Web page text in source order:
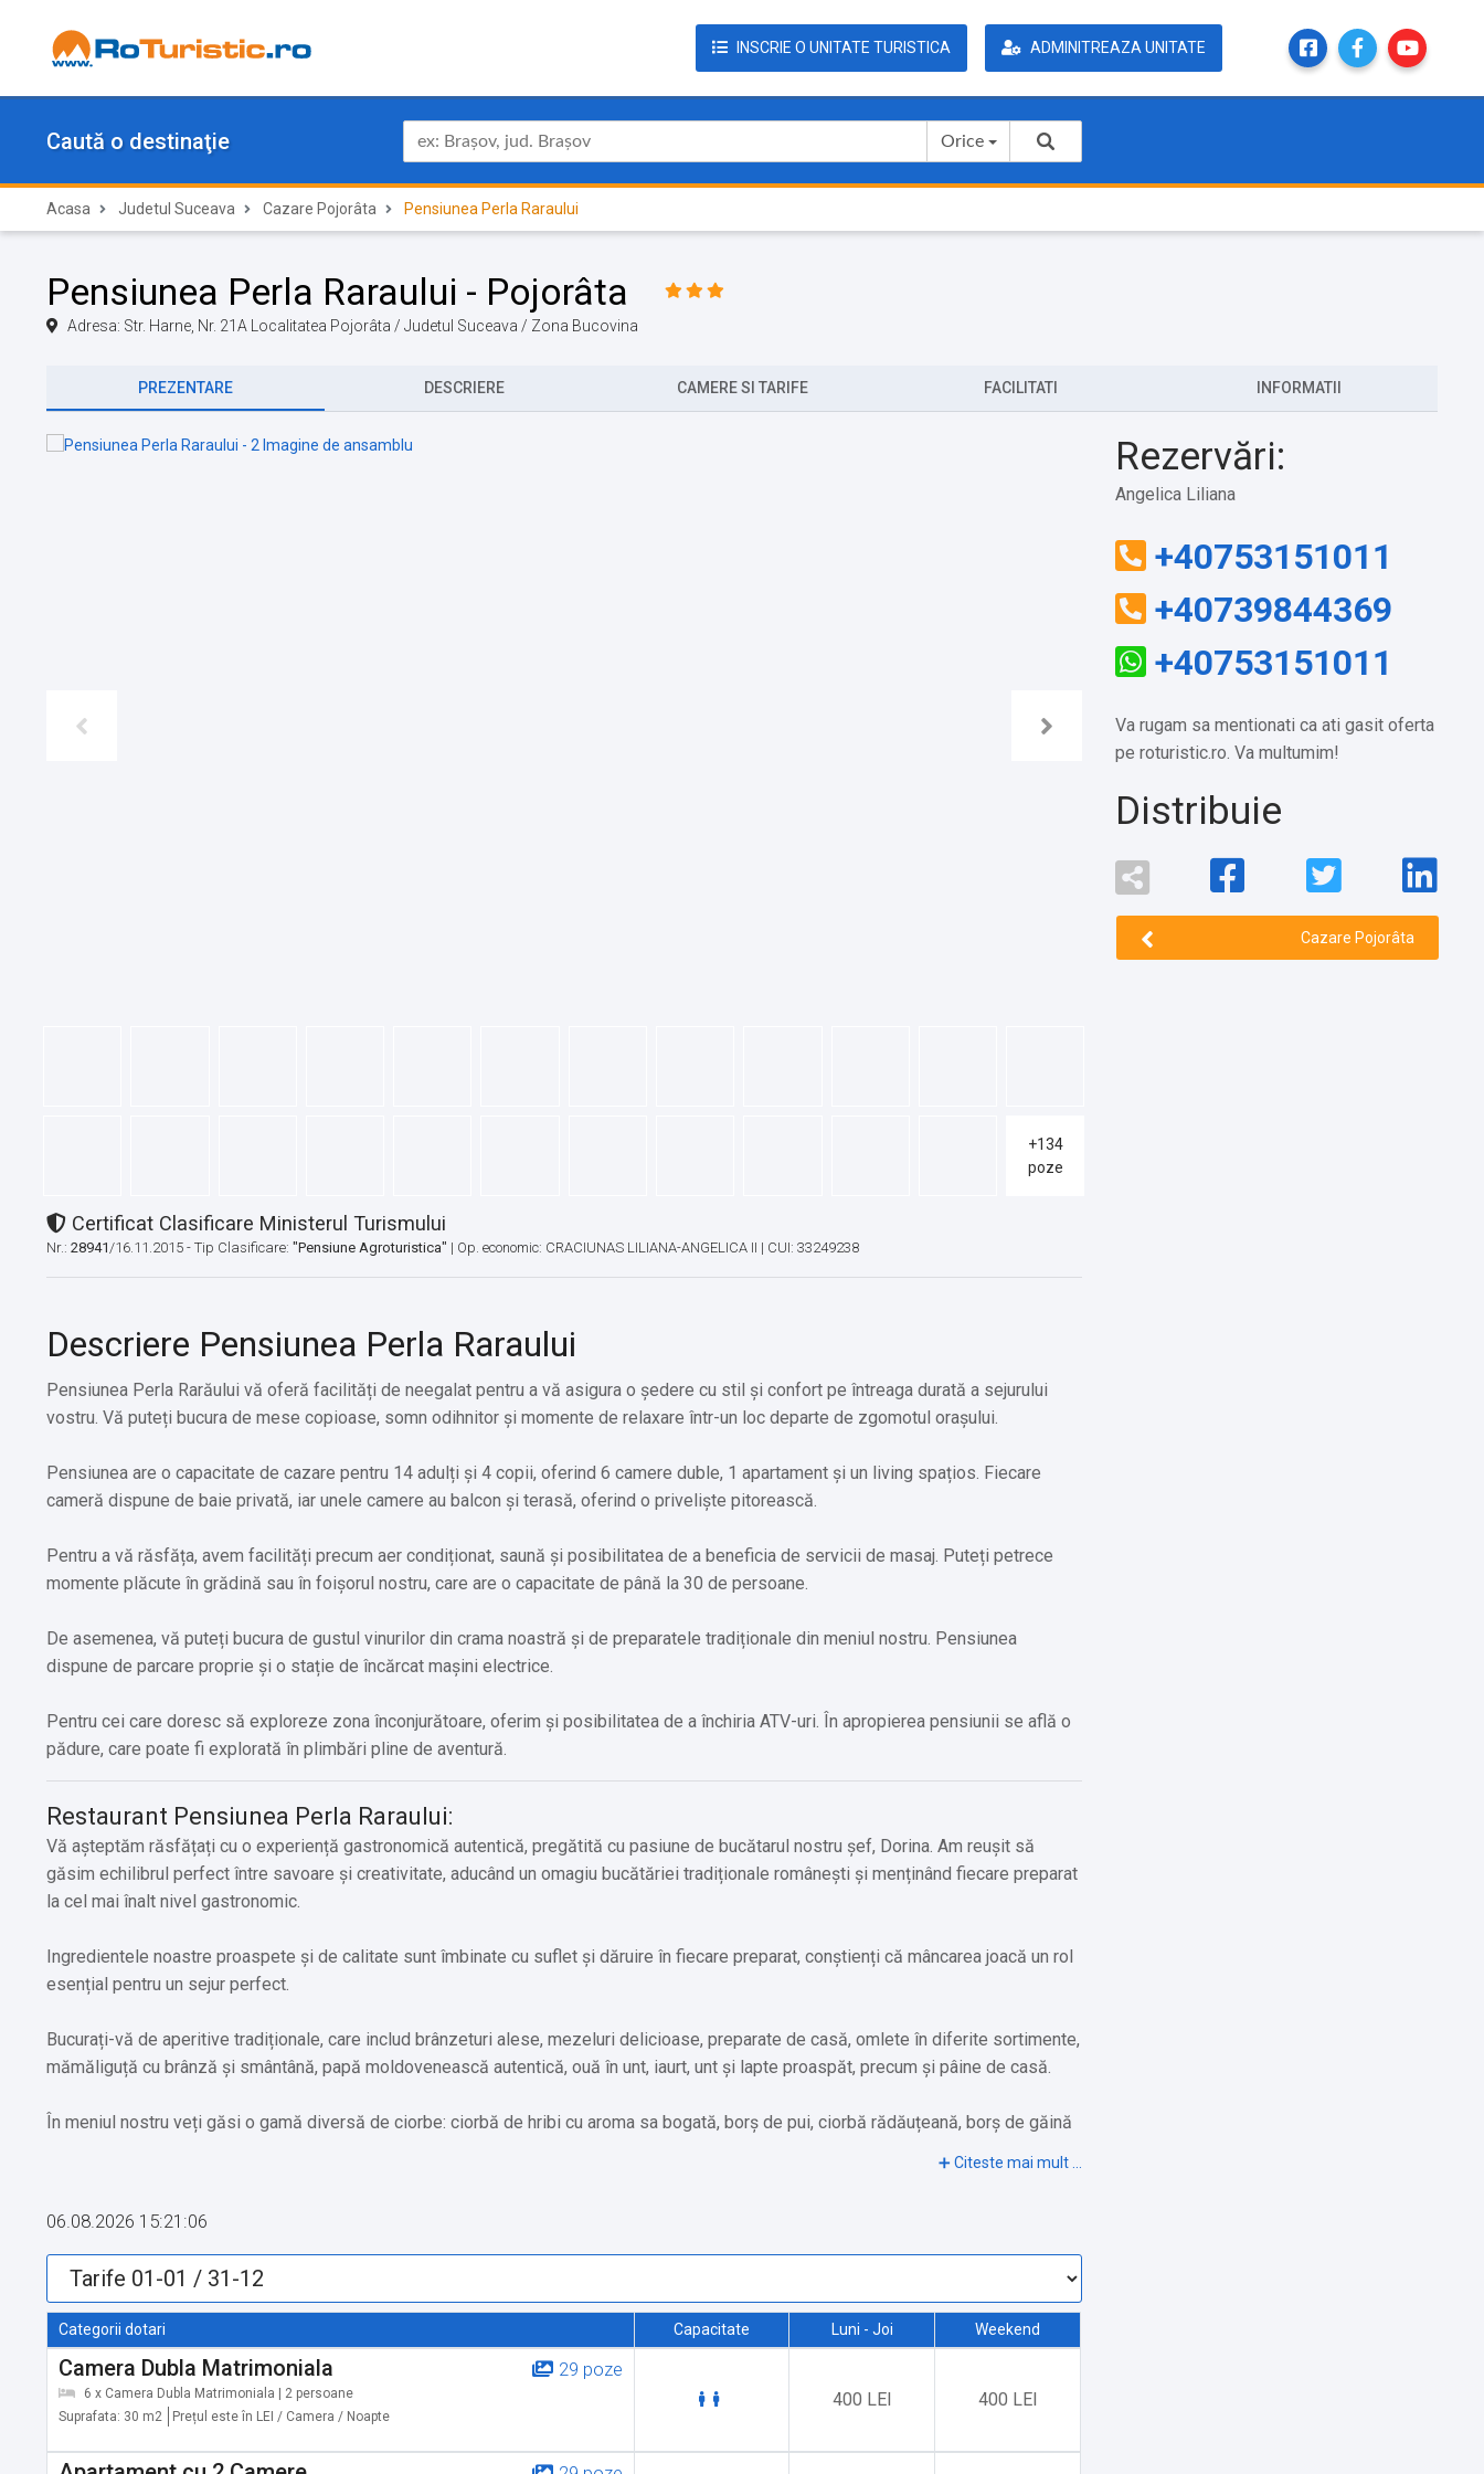
INSCRIE O UNITATE TURISTICA ADMINITREAZA UNITATE
Caută o destinaţie Orice
Acasa Judetul Suceava Cazare Pojorâta Pensiunea Perla Raraului
Pensiunea Perla Raraului - Pojorâta
Adresa: Str. Harne, Nr. 21A Localitatea Pojorâta / Judetul Suceava / Zona Bucovina
PREZENTARE DESCRIERE CAMERE SI TARIFE FACILITATI INFORMATII
+134
poze
Certificat Clasificare Ministerul Turismului
Nr.: 28941/16.11.2015 - Tip Clasificare: "Pensiune Agroturistica" | Op. economic: CRACIUNAS LILIANA-ANGELICA II | CUI: 33249238
Descriere Pensiunea Perla Raraului
Pensiunea Perla Rarăului vă oferă facilități de neegalat pentru a vă asigura o ședere cu stil și confort pe întreaga durată a sejurului
vostru. Vă puteți bucura de mese copioase, somn odihnitor și momente de relaxare într-un loc departe de zgomotul orașului.
Pensiunea are o capacitate de cazare pentru 14 adulți și 4 copii, oferind 6 camere duble, 1 apartament și un living spațios. Fiecare
cameră dispune de baie privată, iar unele camere au balcon și terasă, oferind o priveliște pitorească.
Pentru a vă răsfăța, avem facilități precum aer condiționat, saună și posibilitatea de a beneficia de servicii de masaj. Puteți petrece
momente plăcute în grădină sau în foișorul nostru, care are o capacitate de până la 30 de persoane.
De asemenea, vă puteți bucura de gustul vinurilor din crama noastră și de preparatele tradiționale din meniul nostru. Pensiunea
dispune de parcare proprie și o stație de încărcat mașini electrice.
Pentru cei care doresc să exploreze zona înconjurătoare, oferim și posibilitatea de a închiria ATV-uri. În apropierea pensiunii se află o
pădure, care poate fi explorată în plimbări pline de aventură.
Restaurant Pensiunea Perla Raraului:
Vă așteptăm răsfățați cu o experiență gastronomică autentică, pregătită cu pasiune de bucătarul nostru șef, Dorina. Am reușit să
găsim echilibrul perfect între savoare și creativitate, aducând un omagiu bucătăriei tradiționale românești și menținând fiecare preparat
la cel mai înalt nivel gastronomic.
Ingredientele noastre proaspete și de calitate sunt îmbinate cu suflet și dăruire în fiecare preparat, conștienți că mâncarea joacă un rol
esențial pentru un sejur perfect.
Bucurați-vă de aperitive tradiționale, care includ brânzeturi alese, mezeluri delicioase, preparate de casă, omlete în diferite sortimente,
mămăliguță cu brânză și smântână, papă moldovenească autentică, ouă în unt, iaurt, unt și lapte proaspăt, precum și pâine de casă.
În meniul nostru veți găsi o gamă diversă de ciorbe: ciorbă de hribi cu aroma sa bogată, borș de pui, ciorbă rădăuțeană, borș de găină
smântână, friptură de porc suculentă, saramură de pui, șnițel de pui sau porc, păstrăv prăjit în crustă de mălai, varză înăbușită cu
cârnați și ciolan, și tocăniță de hribi cu smântână.
Nu puteți încheia experiența culinară fără a savura deserturile noastre delicioase: tocini cu brânză și smântână, clătite la cuptor cu
brânză dulce, papanași și colțunași, însoțite de iaurtul nostru special făcut în casă.
Obiective turistice în zonă:
✔️ Iezerul Sadovei: 11,6 km
06.08.2026 15:21:06
Categorii dotari Capacitate Luni - Joi Weekend
29 poze
Camera Dubla Matrimoniala
6 x Camera Dubla Matrimoniala | 2 persoane
Suprafata: 30 m2
Prețul este în LEI / Camera / Noapte
400 LEI 400 LEI
Rezervări:
Angelica Liliana
+40753151011
+40739844369
+40753151011
Va rugam sa mentionati ca ati gasit oferta
pe roturistic.ro. Va multumim!
Distribuie
Cazare Pojorâta